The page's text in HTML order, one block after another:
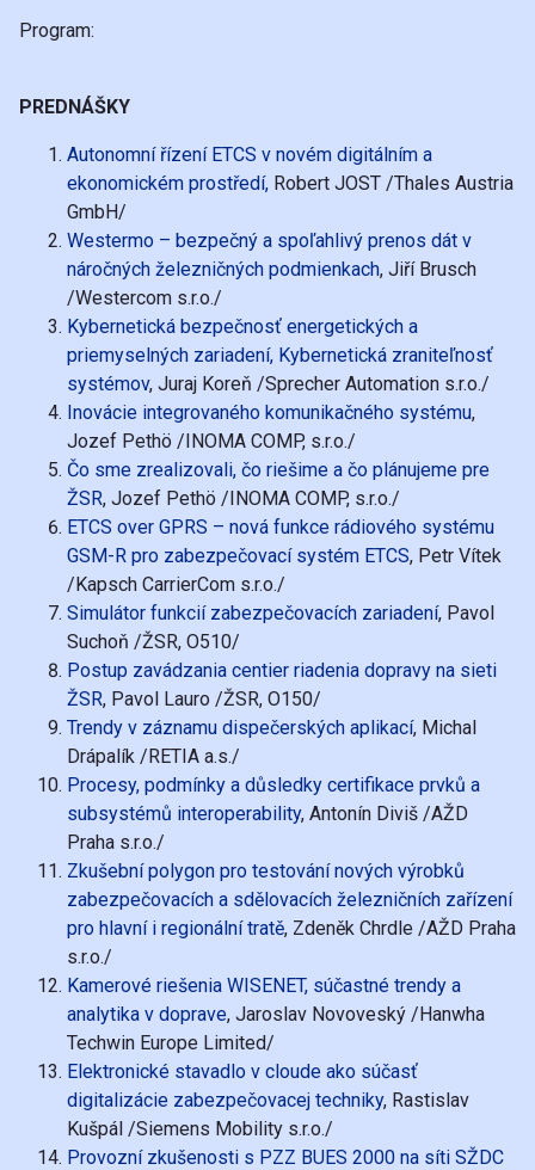
Program:
PREDNÁŠKY
Autonomní řízení ETCS v novém digitálním a
ekonomickém prostředí, Robert JOST /Thales Austria
GmbH/
Westermo – bezpečný a spoľahlivý prenos dát v
náročných železničných podmienkach, Jiří Brusch
/Westercom s.r.o./
Kybernetická bezpečnosť energetických a
priemyselných zariadení, Kybernetická zraniteľnosť
systémov, Juraj Koreň /Sprecher Automation s.r.o./
Inovácie integrovaného komunikačného systému,
Jozef Pethö /INOMA COMP, s.r.o./
Čo sme zrealizovali, čo riešime a čo plánujeme pre
ŽSR, Jozef Pethö /INOMA COMP, s.r.o./
ETCS over GPRS – nová funkce rádiového systému
GSM-R pro zabezpečovací systém ETCS, Petr Vítek
/Kapsch CarrierCom s.r.o./
Simulátor funkcií zabezpečovacích zariadení, Pavol
Suchoň /ŽSR, O510/
Postup zavádzania centier riadenia dopravy na sieti
ŽSR, Pavol Lauro /ŽSR, O150/
Trendy v záznamu dispečerských aplikací, Michal
Drápalík /RETIA a.s./
Procesy, podmínky a důsledky certifikace prvků a
subsystémů interoperability, Antonín Diviš /AŽD
Praha s.r.o./
Zkušební polygon pro testování nových výrobků
zabezpečovacích a sdělovacích železničních zařízení
pro hlavní i regionální tratě, Zdeněk Chrdle /AŽD Praha
s.r.o./
Kamerové riešenia WISENET, súčastné trendy a
analytika v doprave, Jaroslav Novoveský /Hanwha
Techwin Europe Limited/
Elektronické stavadlo v cloude ako súčasť
digitalizácie zabezpečovacej techniky, Rastislav
Kušpál /Siemens Mobility s.r.o./
Provozní zkušenosti s PZZ BUES 2000 na síti SŽDC